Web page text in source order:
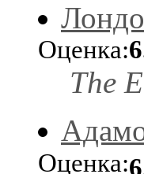
Оценка:
The
Оценка: